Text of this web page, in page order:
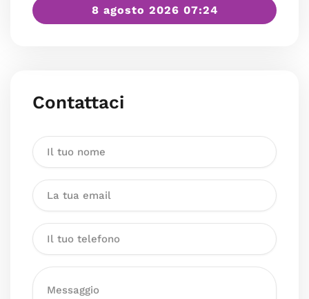
8 agosto 2026 07:24
Contattaci